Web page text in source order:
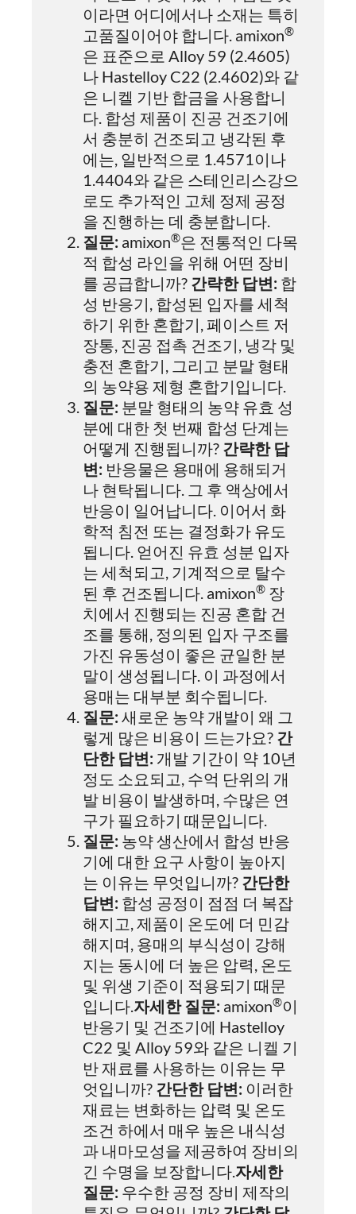
이라면 어디에서나 소재는 특히
고품질이어야 합니다. amixon®
은 표준으로 Alloy 59 (2.4605)
나 Hastelloy C22 (2.4602)와 같
은 니켈 기반 합금을 사용합니
다. 합성 제품이 진공 건조기에
서 충분히 건조되고 냉각된 후
에는, 일반적으로 1.4571이나
1.4404와 같은 스테인리스강으
로도 추가적인 고체 정제 공정
을 진행하는 데 충분합니다.
질문: amixon®은 전통적인 다목
적 합성 라인을 위해 어떤 장비
를 공급합니까? 간략한 답변: 합
성 반응기, 합성된 입자를 세척
하기 위한 혼합기, 페이스트 저
장통, 진공 접촉 건조기, 냉각 및
충전 혼합기, 그리고 분말 형태
의 농약용 제형 혼합기입니다.
질문: 분말 형태의 농약 유효 성
분에 대한 첫 번째 합성 단계는
어떻게 진행됩니까? 간략한 답
변: 반응물은 용매에 용해되거
나 현탁됩니다. 그 후 액상에서
반응이 일어납니다. 이어서 화
학적 침전 또는 결정화가 유도
됩니다. 얻어진 유효 성분 입자
는 세척되고, 기계적으로 탈수
된 후 건조됩니다. amixon® 장
치에서 진행되는 진공 혼합 건
조를 통해, 정의된 입자 구조를
가진 유동성이 좋은 균일한 분
말이 생성됩니다. 이 과정에서
용매는 대부분 회수됩니다.
질문: 새로운 농약 개발이 왜 그
렇게 많은 비용이 드는가요? 간
단한 답변: 개발 기간이 약 10년
정도 소요되고, 수억 단위의 개
발 비용이 발생하며, 수많은 연
구가 필요하기 때문입니다.
질문: 농약 생산에서 합성 반응
기에 대한 요구 사항이 높아지
는 이유는 무엇입니까? 간단한
답변: 합성 공정이 점점 더 복잡
해지고, 제품이 온도에 더 민감
해지며, 용매의 부식성이 강해
지는 동시에 더 높은 압력, 온도
및 위생 기준이 적용되기 때문
입니다.자세한 질문: amixon®이
반응기 및 건조기에 Hastelloy
C22 및 Alloy 59와 같은 니켈 기
반 재료를 사용하는 이유는 무
엇입니까? 간단한 답변: 이러한
재료는 변화하는 압력 및 온도
조건 하에서 매우 높은 내식성
과 내마모성을 제공하여 장비의
긴 수명을 보장합니다.자세한
질문: 우수한 공정 장비 제작의